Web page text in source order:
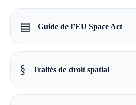
▤ Guide de l’EU Space Act
§ Traités de droit spatial